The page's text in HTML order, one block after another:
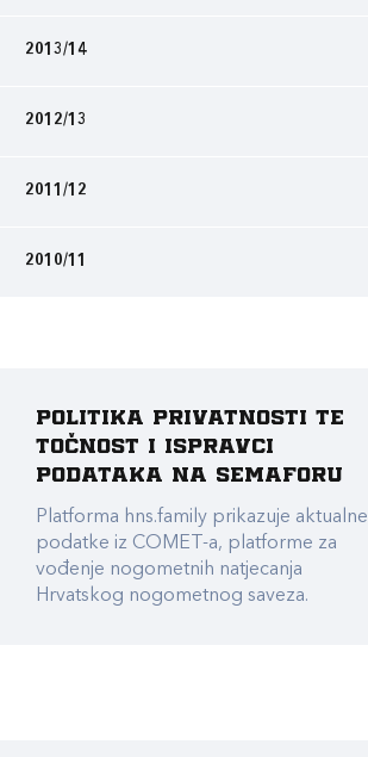
2013/14
2012/13
2011/12
2010/11
Politika privatnosti te
točnost i ispravci
podataka na Semaforu
Platforma hns.family prikazuje aktualne
podatke iz COMET-a, platforme za
vođenje nogometnih natjecanja
Hrvatskog nogometnog saveza.